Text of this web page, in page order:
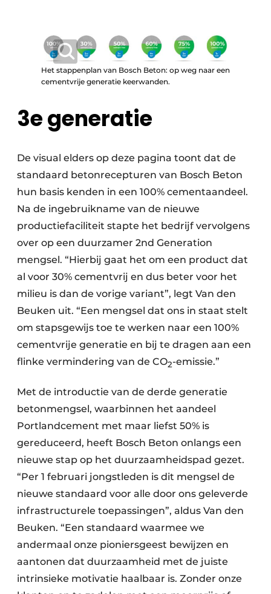
Het stappenplan van Bosch Beton: op weg naar een
cementvrije generatie keerwanden.
3e generatie
De visual elders op deze pagina toont dat de
standaard betonrecepturen van Bosch Beton
hun basis kenden in een 100% cementaandeel.
Na de ingebruikname van de nieuwe
productiefaciliteit stapte het bedrijf vervolgens
over op een duurzamer 2nd Generation
mengsel. “Hierbij gaat het om een product dat
al voor 30% cementvrij en dus beter voor het
milieu is dan de vorige variant”, legt Van den
Beuken uit. “Een mengsel dat ons in staat stelt
om stapsgewijs toe te werken naar een 100%
cementvrije generatie en bij te dragen aan een
flinke vermindering van de CO2-emissie.”
Met de introductie van de derde generatie
betonmengsel, waarbinnen het aandeel
Portlandcement met maar liefst 50% is
gereduceerd, heeft Bosch Beton onlangs een
nieuwe stap op het duurzaamheidspad gezet.
“Per 1 februari jongstleden is dit mengsel de
nieuwe standaard voor alle door ons geleverde
infrastructurele toepassingen”, aldus Van den
Beuken. “Een standaard waarmee we
andermaal onze pioniersgeest bewijzen en
aantonen dat duurzaamheid met de juiste
intrinsieke motivatie haalbaar is. Zonder onze